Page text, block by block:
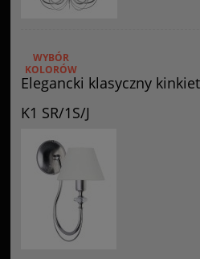
Elegancki klasyczny
K1 SR/1S/J
WYBÓR
KOLORÓW